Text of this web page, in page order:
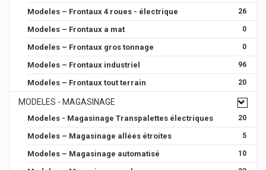
Modeles – Frontaux 4 roues - électrique 26
Modeles – Frontaux a mat 0
Modeles – Frontaux gros tonnage 0
Modeles – Frontaux industriel 96
Modeles – Frontaux tout terrain 20
MODELES - MAGASINAGE
Modeles - Magasinage Transpalettes électriques 20
Modeles – Magasinage allées étroites 5
Modeles – Magasinage automatisé 10